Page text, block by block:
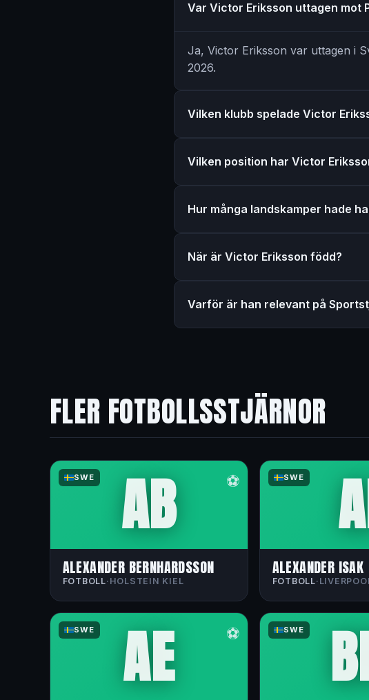
Var Victor Eriksson uttagen mot
Ja, Victor Eriksson var uttagen i
2026.
Vilken klubb spelade Victor
Vilken position har Victor
Hur många landskamper hade
När är Victor Eriksson född?
Varför är han relevant på
FLER FOTBOLLSSTJÄRNOR
SWE ⚽
AB
ALEXANDER BERNHARDSSON
FOTBOLL· HOLSTEIN KIEL
SWE
ALEXANDER ISAK
FOTBOLL·
SWE ⚽
AE SWE